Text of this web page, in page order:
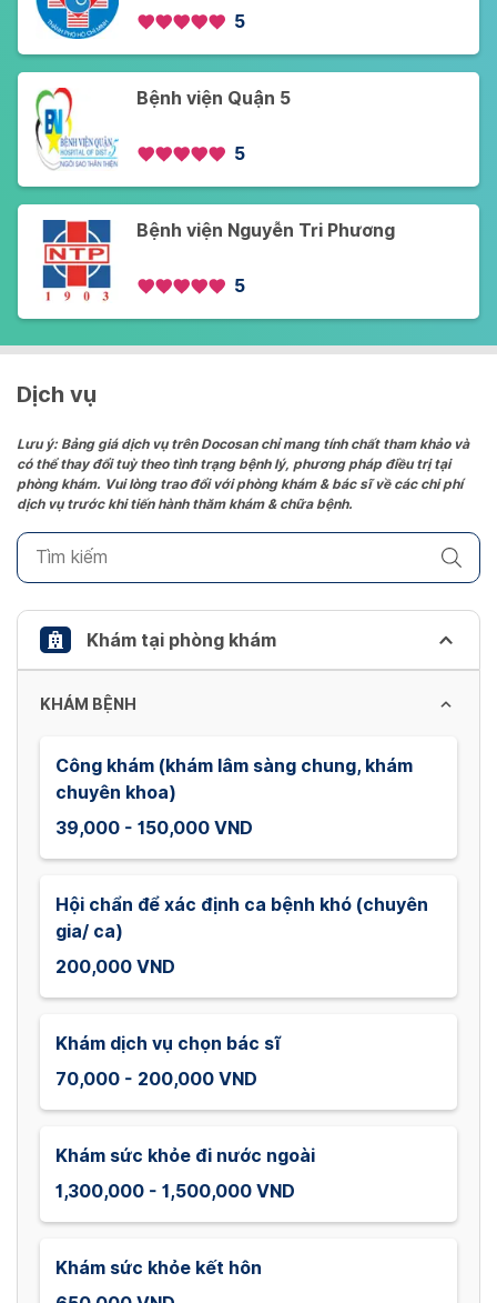
5
Bệnh viện Quận 5
5
Bệnh viện Nguyễn Tri Phương
5
Dịch vụ
Lưu ý: Bảng giá dịch vụ trên Docosan chỉ mang tính chất tham khảo và
có thể thay đổi tuỳ theo tình trạng bệnh lý, phương pháp điều trị tại
phòng khám. Vui lòng trao đổi với phòng khám & bác sĩ về các chi phí
dịch vụ trước khi tiến hành thăm khám & chữa bệnh.
Khám tại phòng khám
KHÁM BỆNH
Công khám (khám lâm sàng chung, khám
chuyên khoa)
39,000 - 150,000 VND
Hội chẩn để xác định ca bệnh khó (chuyên
gia/ ca)
200,000 VND
Khám dịch vụ chọn bác sĩ
70,000 - 200,000 VND
Khám sức khỏe đi nước ngoài
1,300,000 - 1,500,000 VND
Khám sức khỏe kết hôn